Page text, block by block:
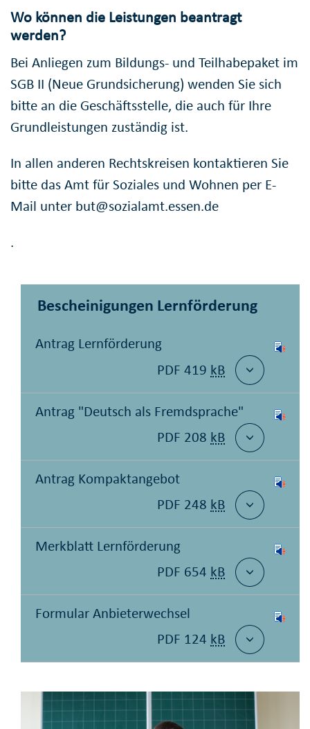
Wo können die Leistungen beantragt
werden?
Bei Anliegen zum Bildungs- und Teilhabepaket im
SGB II (Neue Grundsicherung) wenden Sie sich
bitte an die Geschäftsstelle, die auch für Ihre
Grundleistungen zuständig ist.
In allen anderen Rechtskreisen kontaktieren Sie
bitte das Amt für Soziales und Wohnen per E-
Mail unter but@sozialamt.essen.de
.
Bescheinigungen Lernförderung
Antrag Lernförderung
PDF 419 kB
Antrag "Deutsch als Fremdsprache"
PDF 208 kB
Antrag Kompaktangebot
PDF 248 kB
Merkblatt Lernförderung
PDF 654 kB
Formular Anbieterwechsel
PDF 124 kB